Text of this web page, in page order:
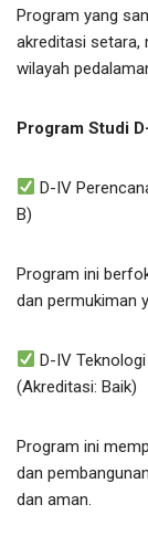
Program yang
akreditasi setara,
wilayah
Program Studi
D-IV
B)
Program ini
dan permukiman
D-IV
(Akreditasi: Baik)
Program ini
dan
dan aman.